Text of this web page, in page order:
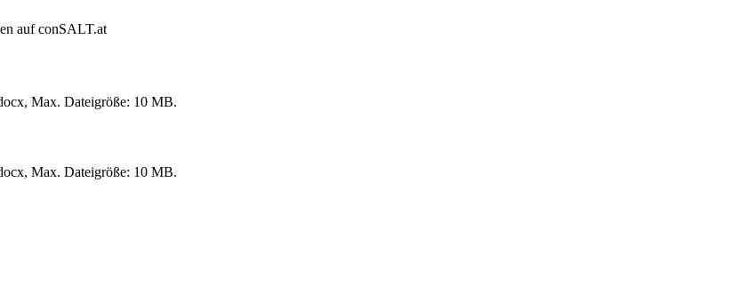
auf conSALT.at
Max. Dateigröße: 10 MB.
Max. Dateigröße: 10 MB.